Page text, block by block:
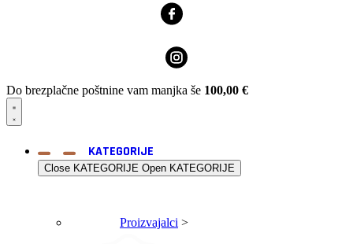
Do brezplačne poštnine vam manjka še 100,00 €
KATEGORIJE
Close KATEGORIJE Open KATEGORIJE
Proizvajalci >